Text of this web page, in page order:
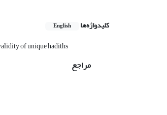
کلیدواژه‌ها English
of unique hadiths
مراجع